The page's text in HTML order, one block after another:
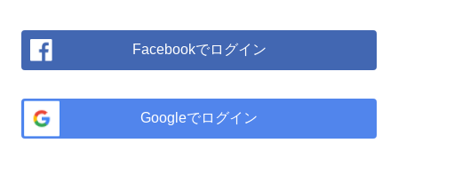
Facebookでログイン
Googleでログイン